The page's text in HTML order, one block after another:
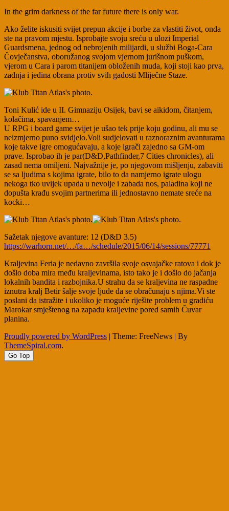
In the grim darkness of the far future there is only war.
Ako želite iskusiti svijet prepun akcije i borbe za vlastiti život, onda
ste na pravom mjestu. Isprobajte svoju sreću u ulozi Imperial
Guardsmena, jednog od nebrojenih milijardi, u službi Boga-Cara
Čovječanstva, oboružanog svojom vjernom jurišnom puškom,
vjerom u Cara i parom titanijem obloženih muda, koji stoji kao prva,
zadnja i jedina obrana protiv svih gadosti Mliječne Staze.
Toni Kulić ide u II. Gimnaziju Osijek, bavi se aikidom, čitanjem,
kolačima, spavanjem…
U RPG i board game svijet je ušao tek prije koju godinu, ali mu se
neizmjerno puno svidjelo.Voli sudjelovati u raznoraznim avanturama
koje takve igre omogućavaju, a koje igrači zajedno sa GM-om
prave. Isprobao ih je par(D&D,Pathfinder,7 Cities chronicles), ali
zasad nema omiljeni. Najvažnije je, po njegovom mišljenju, zabaviti
se sa ljudima s kojima igrate, bilo to da namjerno igrate ulogu
nekoga tko uvijek upada u nevolje i zabada nos, paladina koji ne
dopušta krađu svojim partnerima ili jednostavno nemate sreće na
kocki…
Sažetak njegove avanture: 12 (D&D 3.5)
https://warhorn.net/…/fa…/schedule/2015/06/14/sessions/77771
Kraljevina Feria je nedavno završila svoje osvajačke ratova i dok je
došlo doba mira među kraljevinama, isto tako je i došlo do jačanja
lokalnih bandita i razbojnika.U strahu da se kraljevina ne raspadne
iznutra kralj Betir šalje svoje ljude da se obračunaju s njima.Vi ste
poslani da istražite i ukoliko je moguće riješite problem u gradiću
Marokar smještenog na zapadu kraljevine pored samih Čuvar
planina.
Proudly powered by WordPress
Theme: FreeNews
By
ThemeSpiral.com.
Go Top